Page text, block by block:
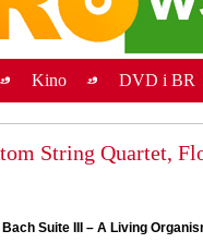
Kino DVD i BR
String Quartet,
Bach Suite III – A Living